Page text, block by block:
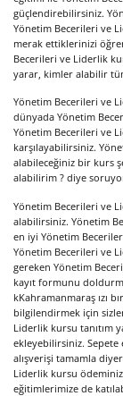
güçlendirebilirsiniz.
Yönetim Becerileri ve
merak ettiklerinizi
Becerileri ve Liderlik
yarar, kimler alabilir
Yönetim Becerileri ve
dünyada Yönetim
Yönetim Becerileri ve
karşılayabilirsiniz.
alabileceğiniz bir kurs
alabilirim ? diye
Yönetim Becerileri ve
alabilirsiniz. Yönetim
en iyi Yönetim
Yönetim Becerileri ve
gereken Yönetim
kayıt formunu
kKahramanmaraş ızı
bilgilendirmek için
Liderlik kursu tanıtım
ekleyebilirsiniz.
alışverişi tamamla
Liderlik kursu
eğitimlerimize de